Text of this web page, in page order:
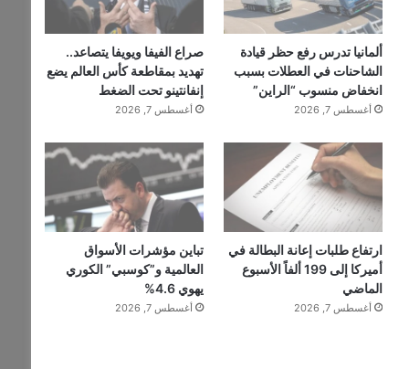
ألمانيا تدرس رفع حظر قيادة
الشاحنات في العطلات بسبب
انخفاض منسوب “الراين”
أغسطس 7, 2026
صراع الفيفا ويويفا يتصاعد..
تهديد بمقاطعة كأس العالم يضع
إنفانتينو تحت الضغط
أغسطس 7, 2026
ارتفاع طلبات إعانة البطالة في
أميركا إلى 199 ألفاً الأسبوع
الماضي
أغسطس 7, 2026
تباين مؤشرات الأسواق
العالمية و”كوسبي” الكوري
يهوي 4.6%
أغسطس 7, 2026